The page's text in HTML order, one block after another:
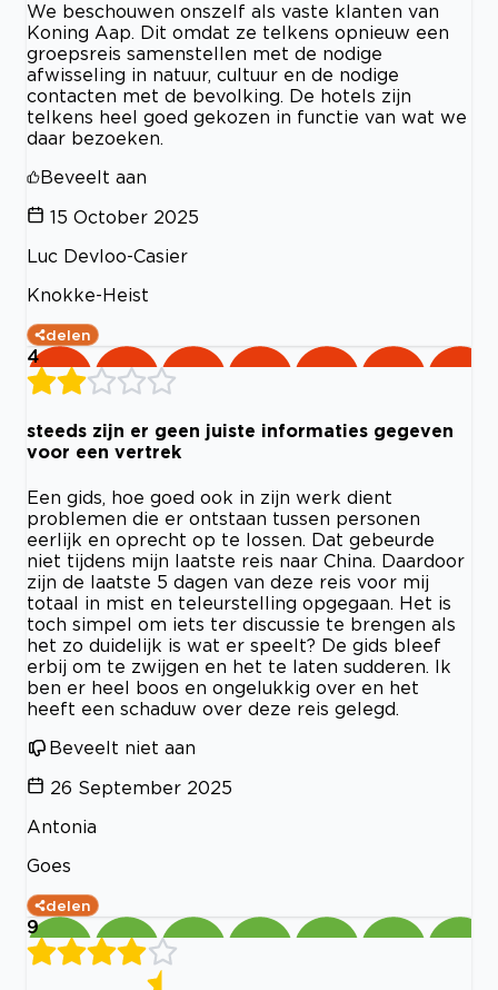
We beschouwen onszelf als vaste klanten van
Koning Aap. Dit omdat ze telkens opnieuw een
groepsreis samenstellen met de nodige
afwisseling in natuur, cultuur en de nodige
contacten met de bevolking. De hotels zijn
telkens heel goed gekozen in functie van wat we
daar bezoeken.
Beveelt aan
15 October 2025
Luc Devloo-Casier
Knokke-Heist
delen
4
steeds zijn er geen juiste informaties gegeven
voor een vertrek
Een gids, hoe goed ook in zijn werk dient
problemen die er ontstaan tussen personen
eerlijk en oprecht op te lossen. Dat gebeurde
niet tijdens mijn laatste reis naar China. Daardoor
zijn de laatste 5 dagen van deze reis voor mij
totaal in mist en teleurstelling opgegaan. Het is
toch simpel om iets ter discussie te brengen als
het zo duidelijk is wat er speelt? De gids bleef
erbij om te zwijgen en het te laten sudderen. Ik
ben er heel boos en ongelukkig over en het
heeft een schaduw over deze reis gelegd.
Beveelt niet aan
26 September 2025
Antonia
Goes
delen
9